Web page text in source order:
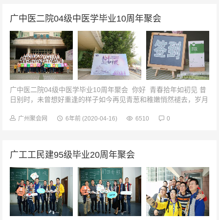
广中医二院04级中医学毕业10周年聚会
广中医二院04级中医学毕业10周年聚会 你好 青春拾年如初见 昔
日别时，未曾想好重逢的样子如今再见青葱和稚嫩悄然褪去，岁月
广州聚会网 6年前 (2020-04-16) 6510 0
广工工民建95级毕业20周年聚会